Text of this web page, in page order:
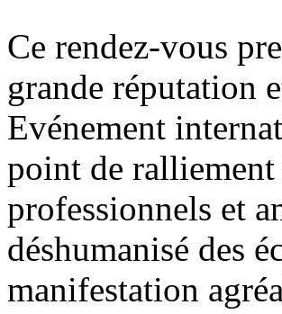
Ce rendez-vous
grande réputation
Evénement
point de
professionnels et
déshumanisé des
manifestation